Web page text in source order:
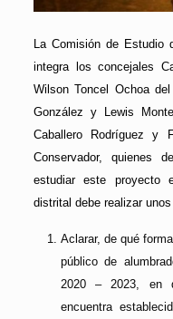
La Comisión de Estudio
integra los concejales
Wilson Toncel Ochoa
González y Lewis
Caballero Rodríguez y
Conservador, quienes
estudiar este proyecto
distrital debe realizar
Aclarar, de qué
público de
2020 – 2023, en
encuentra